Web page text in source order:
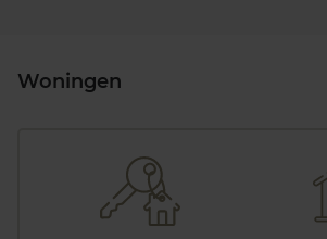
Woningen